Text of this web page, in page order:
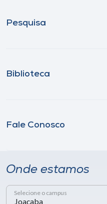
Pesquisa
Biblioteca
Fale Conosco
Onde estamos
Selecione o campus